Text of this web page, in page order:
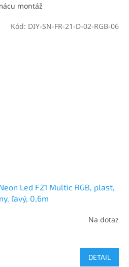
montáž
Led F21 Multic RGB, plast,
ľavý, 0,6m
Na dotaz
DETAIL
Kód: DIY-SN-FR-21-D-02-RGB-06